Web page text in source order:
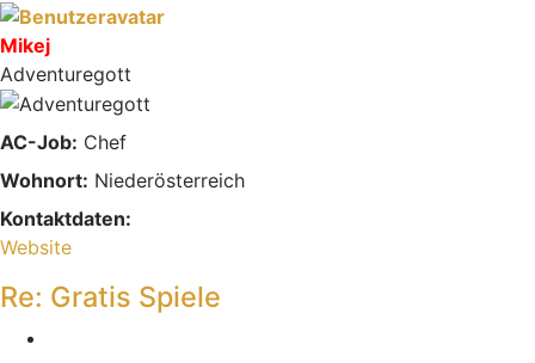
Mikej
Adventuregott
AC-Job: Chef
Wohnort: Niederösterreich
Kontaktdaten:
Kontaktdaten von Mikej
Website
Re: Gratis Spiele